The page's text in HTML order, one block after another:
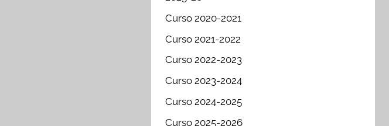
Curso 2020-2021
Curso 2021-2022
Curso 2022-2023
Curso 2023-2024
Curso 2024-2025
Curso 2025-2026